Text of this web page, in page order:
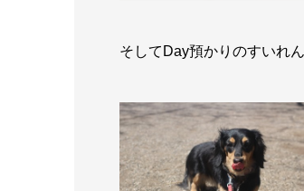
そしてDay預かりのすいれん